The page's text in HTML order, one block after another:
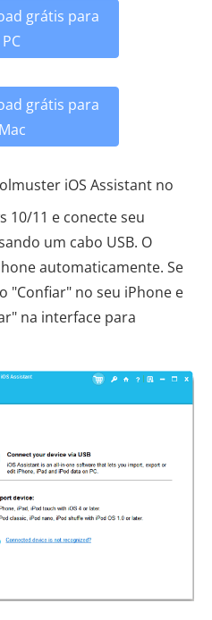
grátis para
PC
grátis para
Mac
iOS Assistant no
10/11 e conecte seu
um cabo USB. O
automaticamente. Se
"Confiar" no seu iPhone e
na interface para